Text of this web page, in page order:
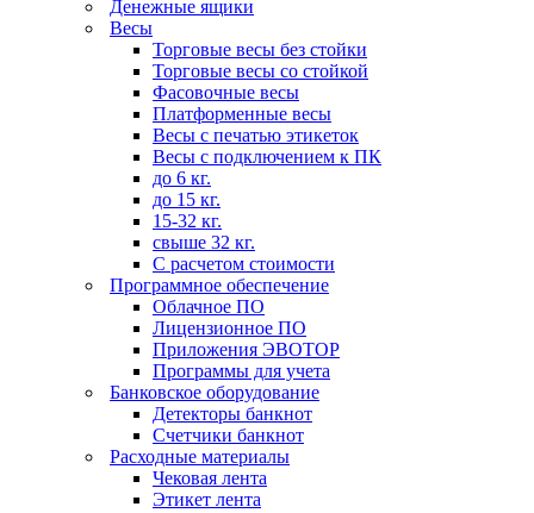
Денежные ящики
Весы
Торговые весы без стойки
Торговые весы со стойкой
Фасовочные весы
Платформенные весы
Весы с печатью этикеток
Весы с подключением к ПК
до 6 кг.
до 15 кг.
15-32 кг.
свыше 32 кг.
С расчетом стоимости
Программное обеспечение
Облачное ПО
Лицензионное ПО
Приложения ЭВОТОР
Программы для учета
Банковское оборудование
Детекторы банкнот
Счетчики банкнот
Расходные материалы
Чековая лента
Этикет лента